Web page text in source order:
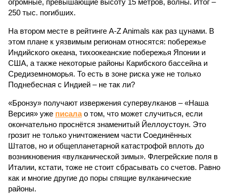
огромные, превышающие высоту 15 метров, волны. Итог –
250 тыс. погибших.
На втором месте в рейтинге A-Z Animals как раз цунами. В
этом плане к уязвимым регионам относятся: побережье
Индийского океана, тихо­океанские побережья Японии и
США, а также некоторые районы Карибского бассейна и
Средиземноморья. То есть в зоне риска уже не только
Поднебесная с Индией – не так ли?
«Бронзу» получают извержения супервулканов – «Наша
Версия» уже писалао том, что может случиться, если
окончательно проснётся знаменитый Йеллоустоун. Это
грозит не только уничтожением части Соединённых
Штатов, но и общепланетарной катастрофой вплоть до
возникновения «вулканической зимы». Флегрейские поля в
Италии, кстати, тоже не стоит сбрасывать со счетов. Равно
как и многие другие до поры спящие вулканические
районы.